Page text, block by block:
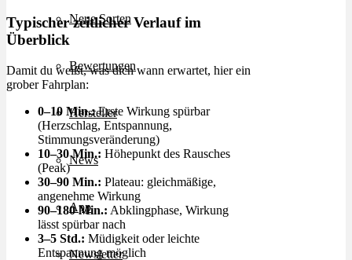
Neue Sorten
Bewertungen
Hersteller
News
App
Newsletter
Typischer zeitlicher Verlauf im
Überblick
Damit du weißt, was dich wann erwartet, hier ein
grober Fahrplan:
0–10 Min.:Erste Wirkung spürbar
(Herzschlag, Entspannung,
Stimmungsveränderung)
10–30 Min.: Höhepunkt des Rausches
(Peak)
30–90 Min.: Plateau: gleichmäßige,
angenehme Wirkung
90–180 Min.: Abklingphase, Wirkung
lässt spürbar nach
3–5 Std.: Müdigkeit oder leichte
Entspannung möglich